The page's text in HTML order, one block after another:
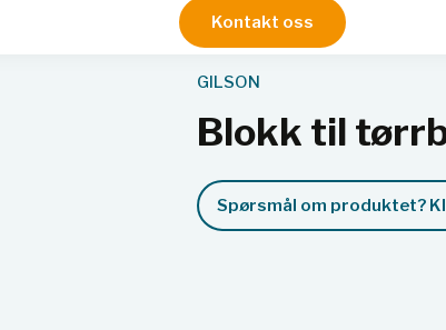
Kontakt oss
Vannbad, sirkulatorer, varmeblokker Blokk til tørrbad,
GILSON
Blokk til
Spørsmål om produktet?